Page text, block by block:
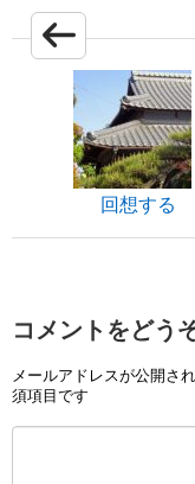
回想する
コメントをどう
メールアドレスが公開さ
須項目です